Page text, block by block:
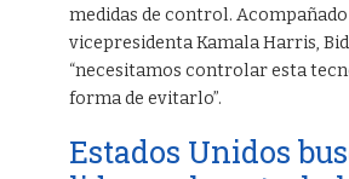
medidas de control.
vicepresidenta Kamala Harris,
“necesitamos controlar esta
forma de evitarlo”.
Estados Unidos